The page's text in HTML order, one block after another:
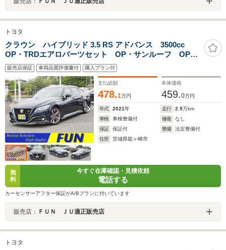
トヨタ
クラウン ハイブリッド 3.5 RS アドバンス 3500cc
OP・TRDエアロパーツセット OP・サンルーフ OP・
セーフティPKGプラス(全周囲・Dインナーミラー・
PKSB/RCD) セーフティセンス BSM HUD 黒革シ
ート 12.3inディスプレイ 3眼LED/シーケンシャル
販売店保証 車両品質評価書付 購入プラン付
支払総額
478.1万円
本体価格
459.0万円
年式 2021年 走行 2.9万km
車検
車検整備付 修復
なし
保証
保証付 整備
法定整備付
住所
茨城県龍ヶ崎市
無
料
今すぐ在庫確認・見積依頼
電話する
カーセンサーアフター保証がA/Bプランに付いています
販売店： ＦＵＮ ＪＵ適正販売店
トヨタ